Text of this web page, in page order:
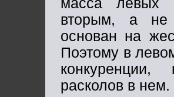
масса левых
вторым, а не
основан на
Поэтому в
расколов в нем.